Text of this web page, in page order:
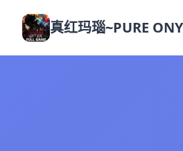
真红玛瑙~PURE